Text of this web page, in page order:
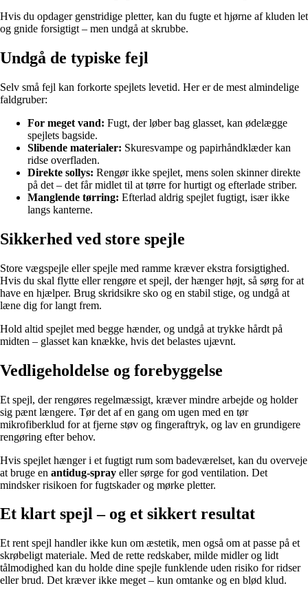
Hvis du opdager genstridige pletter, kan du fugte et hjørne af kluden let
og gnide forsigtigt – men undgå at skrubbe.
Undgå de typiske fejl
Selv små fejl kan forkorte spejlets levetid. Her er de mest almindelige
faldgruber:
For meget vand: Fugt, der løber bag glasset, kan ødelægge
spejlets bagside.
Slibende materialer: Skuresvampe og papirhåndklæder kan
ridse overfladen.
Direkte sollys: Rengør ikke spejlet, mens solen skinner direkte
på det – det får midlet til at tørre for hurtigt og efterlade striber.
Manglende tørring: Efterlad aldrig spejlet fugtigt, især ikke
langs kanterne.
Sikkerhed ved store spejle
Store vægspejle eller spejle med ramme kræver ekstra forsigtighed.
Hvis du skal flytte eller rengøre et spejl, der hænger højt, så sørg for at
have en hjælper. Brug skridsikre sko og en stabil stige, og undgå at
læne dig for langt frem.
Hold altid spejlet med begge hænder, og undgå at trykke hårdt på
midten – glasset kan knække, hvis det belastes ujævnt.
Vedligeholdelse og forebyggelse
Et spejl, der rengøres regelmæssigt, kræver mindre arbejde og holder
sig pænt længere. Tør det af en gang om ugen med en tør
mikrofiberklud for at fjerne støv og fingeraftryk, og lav en grundigere
rengøring efter behov.
Hvis spejlet hænger i et fugtigt rum som badeværelset, kan du overveje
at bruge en antidug-spray eller sørge for god ventilation. Det
mindsker risikoen for fugtskader og mørke pletter.
Et klart spejl – og et sikkert resultat
Et rent spejl handler ikke kun om æstetik, men også om at passe på et
skrøbeligt materiale. Med de rette redskaber, milde midler og lidt
tålmodighed kan du holde dine spejle funklende uden risiko for ridser
eller brud. Det kræver ikke meget – kun omtanke og en blød klud.